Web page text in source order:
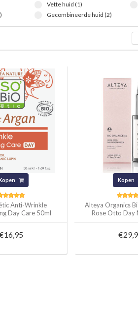
Vette huid (1)
Gecombineerde huid (2)
Anti-Wrinkle
Day Care 50ml
Kopen
Alteya Organics
Rose Otto Day